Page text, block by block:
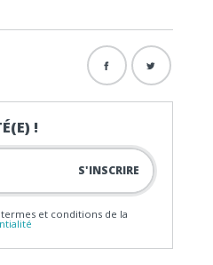
!
termes et conditions de la